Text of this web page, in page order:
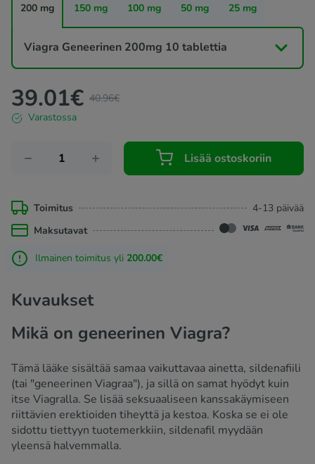
Sildefinil alkaa vaikuttaa 30 minuutin kuluttua.
Geneerisen Viagran vaikutukset kestävät yleensä 4-5
tuntia ja alkavat sitten hävitä.
Viagraa ilman reseptiä on saatavilla
verkkoapteekistamme seuraavina vahvuuksina: 25 mg, 50
mg, 100 mg.
200 mg 150 mg 100 mg 50 mg 25 mg
Viagra Geneerinen 200mg 10 tablettia
39.01€ 40.96€
Varastossa
Lisää ostoskoriin
Toimitus
4-13 päivää
Maksutavat
Ilmainen toimitus yli 200.00€
Kuvaukset
Mikä on geneerinen Viagra?
Tämä lääke sisältää samaa vaikuttavaa ainetta, sildenafiili
(tai "geneerinen Viagraa"), ja sillä on samat hyödyt kuin
itse Viagralla. Se lisää seksuaaliseen kanssakäymiseen
riittävien erektioiden tiheyttä ja kestoa. Koska se ei ole
sidottu tiettyyn tuotemerkkiin, sildenafil myydään
yleensä halvemmalla.